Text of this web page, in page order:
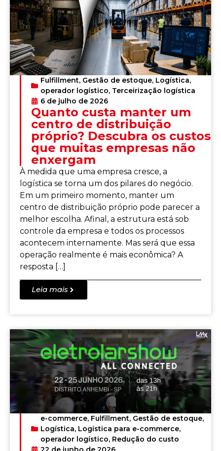
Fulfillment, Gestão de estoque, Logística,
operador logístico, Terceirização logística
6 de julho de 2026
Quanto custa manter um
centro de distribuição
próprio? Descubra os custos
que muitas empresas não
enxergam
À medida que uma empresa cresce, a
logística se torna um dos pilares do negócio.
Em um primeiro momento, manter um
centro de distribuição próprio pode parecer a
melhor escolha. Afinal, a estrutura está sob
controle da empresa e todos os processos
acontecem internamente. Mas será que essa
operação realmente é mais econômica? A
resposta […]
Leia mais
e-commerce, Fulfillment, Gestão de estoque,
Logística, Logística para e-commerce,
operador logístico, Redução do custo